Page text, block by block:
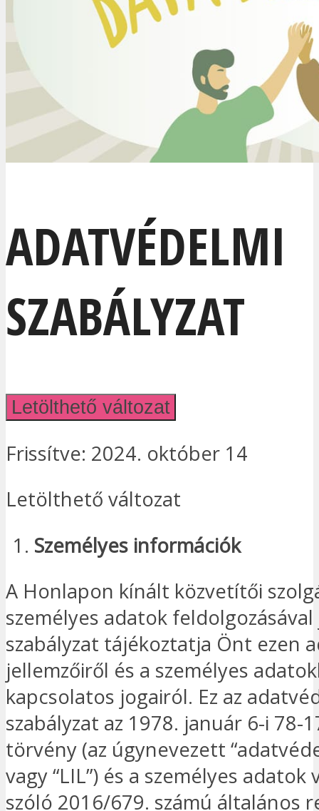
ADATVÉDELMI
SZABÁLYZAT
Letölthető változat
Frissítve: 2024. október 14
Letölthető változat
Személyes információk
A Honlapon kínált közvetítői
személyes adatok feldolgozásával
szabályzat tájékoztatja Önt ezen
jellemzőiről és a személyes
kapcsolatos jogairól. Ez az
szabályzat az 1978. január 6-i 78-
törvény (az úgynevezett
vagy “LIL”) és a személyes
szóló 2016/679. számú általános